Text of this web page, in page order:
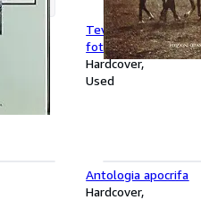
Tevere e Agro
fotografie di
Hardcover
Used
Antologia apocrifa
Hardcover